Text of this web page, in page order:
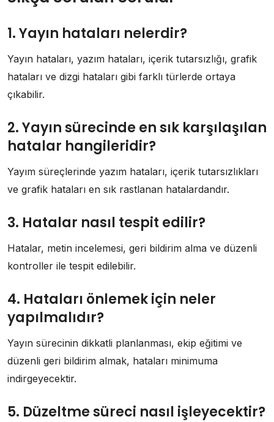
1. Yayın hataları nelerdir?
Yayın hataları, yazım hataları, içerik tutarsızlığı, grafik
hataları ve dizgi hataları gibi farklı türlerde ortaya
çıkabilir.
2. Yayın sürecinde en sık karşılaşılan
hatalar hangileridir?
Yayım süreçlerinde yazım hataları, içerik tutarsızlıkları
ve grafik hataları en sık rastlanan hatalardandır.
3. Hatalar nasıl tespit edilir?
Hatalar, metin incelemesi, geri bildirim alma ve düzenli
kontroller ile tespit edilebilir.
4. Hataları önlemek için neler
yapılmalıdır?
Yayın sürecinin dikkatli planlanması, ekip eğitimi ve
düzenli geri bildirim almak, hataları minimuma
indirgeyecektir.
5. Düzeltme süreci nasıl işleyecektir?